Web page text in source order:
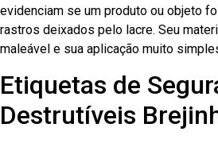
evidenciam se um produto ou objeto
rastros deixados pelo lacre. Seu
maleável e sua aplicação muito
Etiquetas de
Destrutíveis